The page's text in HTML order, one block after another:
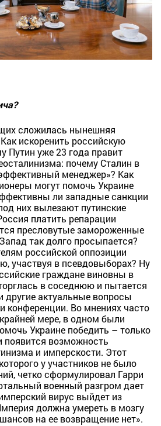
сложилась нынешняя
искоренить российскую
Путин уже 23 года правит
почему Сталин в
менеджер»? Как
могут помочь Украине
ли западные санкции
них вылезают путинские
платить репарации
пресловутые замороженные
так долго просыпается?
российской оппозиции
участвуя в псевдовыборах? Ну
граждане виновны в
в соседнюю и пытается
другие актуальные вопросы
конференции. Во мнениях часто
мере, в одном были
Украине победить – только
появится возможность
и имперскости. Этот
у участников не было
четко сформулировал Гарри
военный разгром дает
вирус выйдет из
должна умереть в мозгу
на ее возвращение нет».